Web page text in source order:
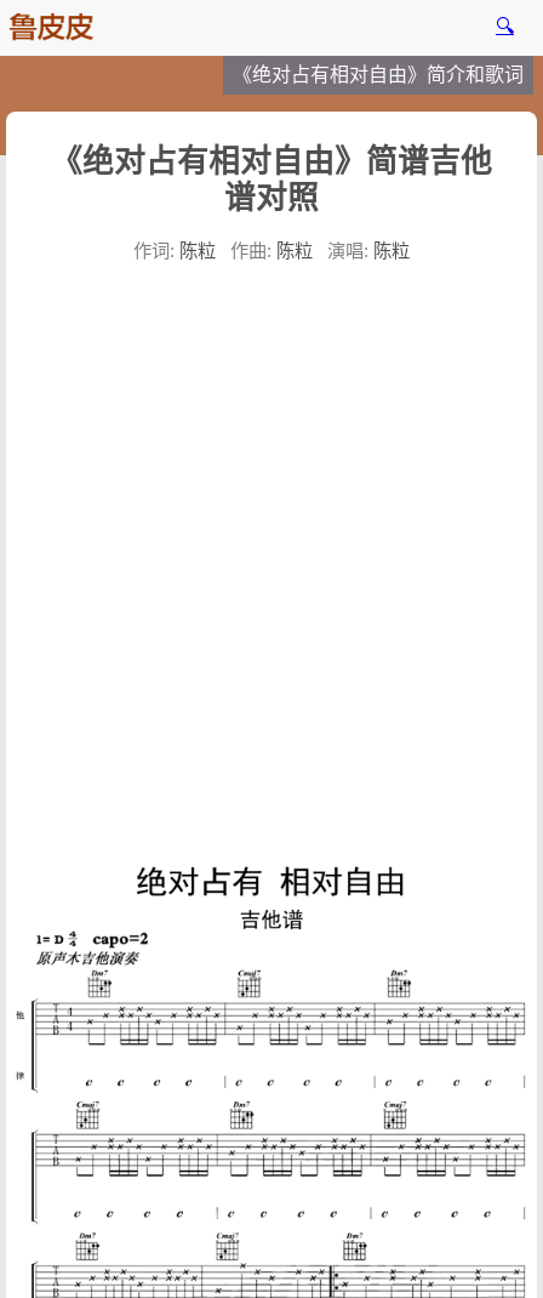
🔍
《绝对占有相对自由》简介和歌词
《绝对占有相对自由》简谱吉他
谱对照
作词: 陈粒 作曲: 陈粒 演唱: 陈粒